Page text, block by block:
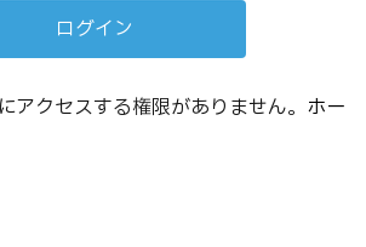
アクセスする権限がありません。 ホー